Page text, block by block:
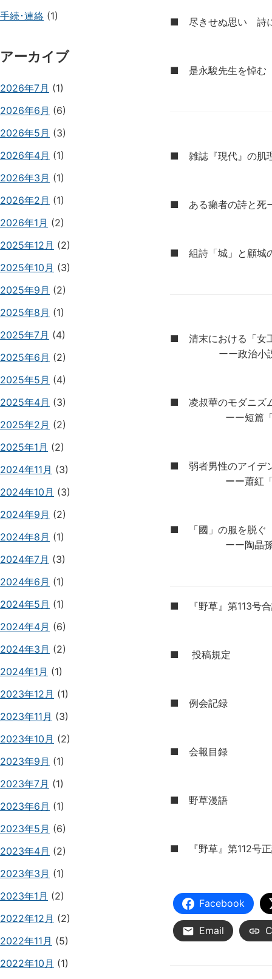
手続･連絡 (1)
アーカイブ
2026年7月 (1)
2026年6月 (6)
2026年5月 (3)
2026年4月 (1)
2026年3月 (1)
2026年2月 (1)
2026年1月 (2)
2025年12月 (2)
2025年10月 (3)
2025年9月 (2)
2025年8月 (1)
2025年7月 (4)
2025年6月 (2)
2025年5月 (4)
2025年4月 (3)
2025年2月 (2)
2025年1月 (2)
2024年11月 (3)
2024年10月 (3)
2024年9月 (2)
2024年8月 (1)
2024年7月 (3)
2024年6月 (1)
2024年5月 (1)
2024年4月 (6)
2024年3月 (2)
2024年1月 (1)
2023年12月 (1)
2023年11月 (3)
2023年10月 (2)
2023年9月 (1)
2023年7月 (1)
2023年6月 (1)
2023年5月 (6)
2023年4月 (2)
2023年3月 (1)
2023年1月 (2)
2022年12月 (2)
2022年11月 (5)
2022年10月 (1)
■ 尽きせぬ思い 詩に
■ 是永駿先生を悼む
■ 雑誌『現代』の肌
■ ある癩者の詩と死
■ 組詩「城」と顧城
■ 清末における「女
ーー政治小説『中
■ 凌叔華のモダニ
ーー短篇「無聊」
■ 弱者男性のアイデ
ーー蕭紅「馬伯
■ 「國」の服を脱ぐ
ーー陶晶孫晩年
■ 『野草』第113号
■ 投稿規定
■ 例会記録
■ 会報目録
■ 野草漫語
■ 『野草』第112号
Facebook
Email